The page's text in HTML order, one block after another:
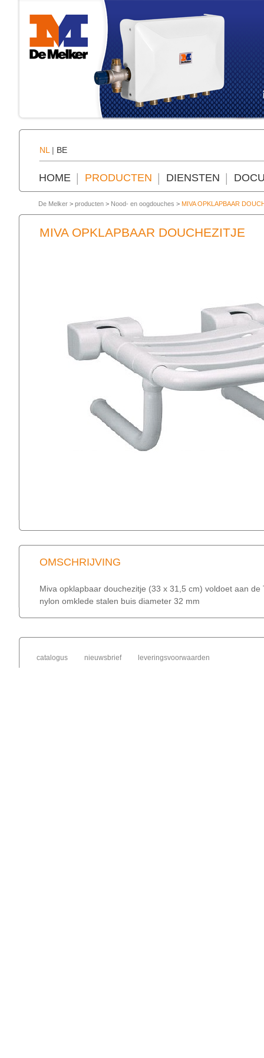
NL | BE
HOME PRODUCTEN DIENSTEN
De Melker > producten > Nood- en oogdouches > MIVA OPKLAPBAAR
MIVA OPKLAPBAAR DOUCHEZITJE
OMSCHRIJVING
Miva opklapbaar douchezitje (33 x 31,5 cm) voldoet aan
nylon omklede stalen buis diameter 32 mm
catalogus nieuwsbrief leveringsvoorwaarden